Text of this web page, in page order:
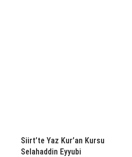
Siirt’te Yaz Kur’an Kursu
Selahaddin Eyyubi